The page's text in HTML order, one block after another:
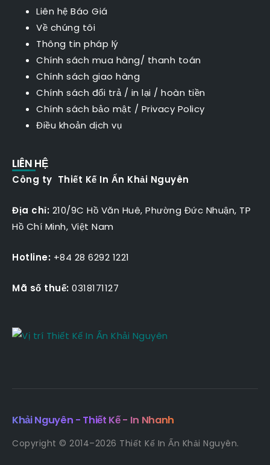
Liên hệ Báo Giá
Về chúng tôi
Thông tin pháp lý
Chính sách mua hàng/ thanh toán
Chính sách giao hàng
Chính sách đổi trả / in lại / hoàn tiền
Chính sách bảo mật / Privacy Policy
Điều khoản dịch vụ
LIÊN HỆ
Công ty Thiết Kế In Ấn Khải Nguyên
Địa chỉ: 210/9C Hồ Văn Huê, Phường Đức Nhuận, TP
Hồ Chí Minh, Việt Nam
Hotline: +84 28 6292 1221
Mã số thuế: 0318171127
Khải Nguyên - Thiết Kế - In Nhanh
Copyright © 2014–2026 Thiết Kế In Ấn Khải Nguyên.